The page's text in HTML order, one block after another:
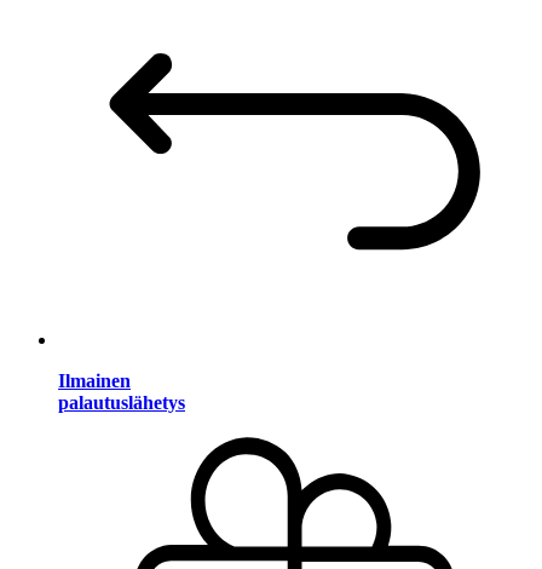
Ilmainen
palautuslähetys